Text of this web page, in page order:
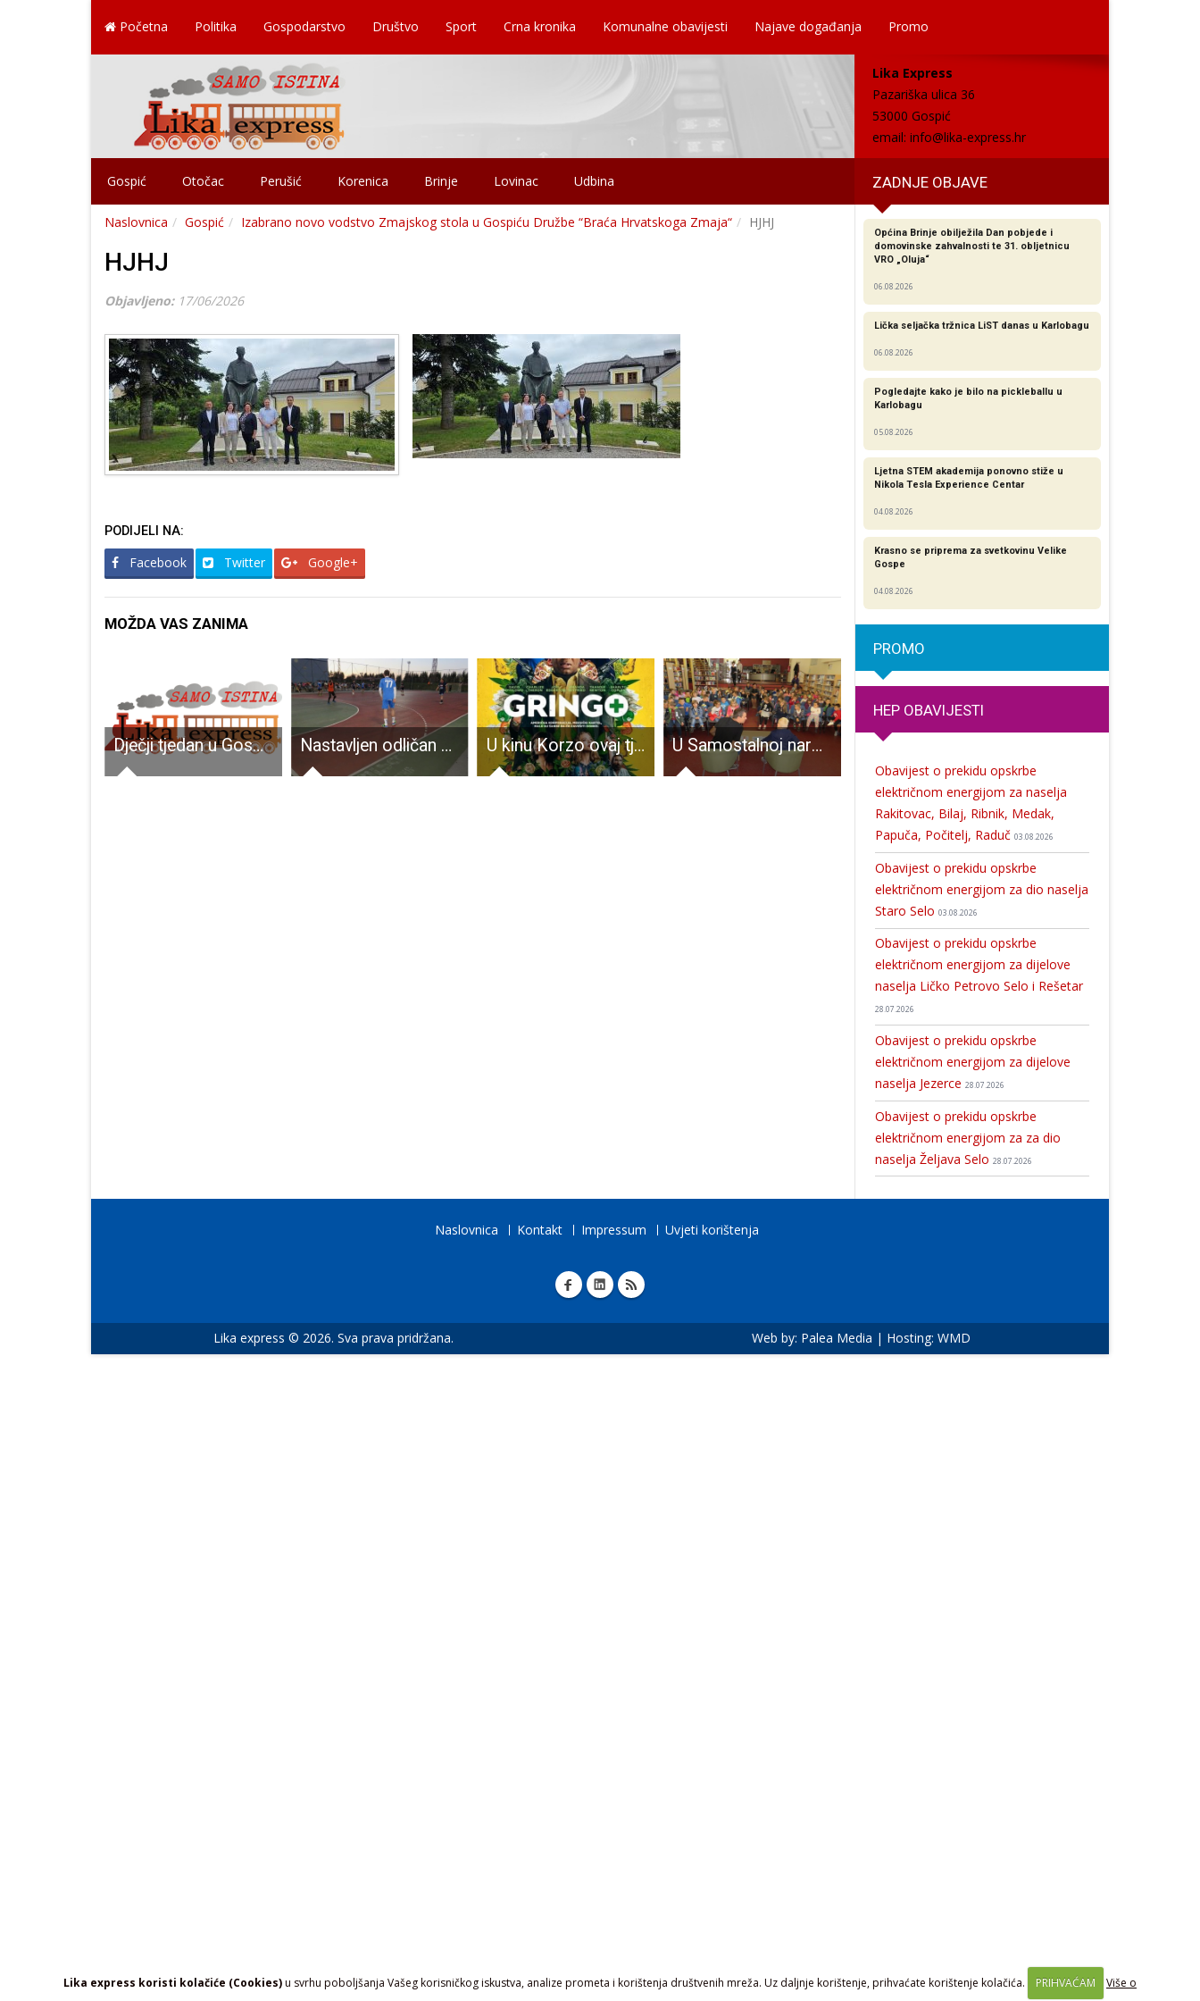
Lika express koristi kolačiće (Cookies)u svrhu poboljšanja Vašeg korisničkog iskustva, analize prometa i korištenja društvenih mreža. Uz daljnje korištenje, prihvaćate korištenje kolačića. PRIHVAĆAM Više o
Početna Politika Gospodarstvo Društvo Sport Crna kronika Komunalne obavijesti Najave događanja Promo
Lika Express
Pazariška ulica 36
53000 Gospić
email: info@lika-express.hr
Gospić Otočac Perušić Korenica Brinje Lovinac Udbina ZADNJE OBJAVE
Naslovnica Gospić Izabrano novo vodstvo Zmajskog stola u Gospiću Družbe “Braća Hrvatskoga Zmaja“ HJHJ
HJHJ
Objavljeno: 17/06/2026
PODIJELI NA:
Facebook Twitter Google+
MOŽDA VAS ZANIMA
Dječji tjedan u Gospiću Nastavljen odličan mali nogomet na gospićkom ljetnom turniru! U kinu Korzo ovaj tjedan pogledajte film “Gringo”! U Samostalnoj narodnoj knjižnici završnica Mjeseca hrvatske knjige
Općina Brinje obilježila Dan pobjede i
domovinske zahvalnosti te 31. obljetnicu
VRO „Oluja“
06.08.2026
Lička seljačka tržnica LiST danas u Karlobagu
06.08.2026
Pogledajte kako je bilo na pickleballu u
Karlobagu
05.08.2026
Ljetna STEM akademija ponovno stiže u
Nikola Tesla Experience Centar
04.08.2026
Krasno se priprema za svetkovinu Velike
Gospe
04.08.2026
PROMO
HEP OBAVIJESTI
Obavijest o prekidu opskrbe
električnom energijom za naselja
Rakitovac, Bilaj, Ribnik, Medak,
Papuča, Počitelj, Raduč 03.08.2026
Obavijest o prekidu opskrbe
električnom energijom za dio naselja
Staro Selo 03.08.2026
Obavijest o prekidu opskrbe
električnom energijom za dijelove
naselja Ličko Petrovo Selo i Rešetar
28.07.2026
Obavijest o prekidu opskrbe
električnom energijom za dijelove
naselja Jezerce 28.07.2026
Obavijest o prekidu opskrbe
električnom energijom za za dio
naselja Željava Selo 28.07.2026
Naslovnica Kontakt Impressum Uvjeti korištenja
Lika express © 2026. Sva prava pridržana. Web by: Palea Media | Hosting: WMD